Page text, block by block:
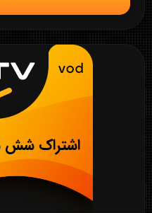
اشتراک شش